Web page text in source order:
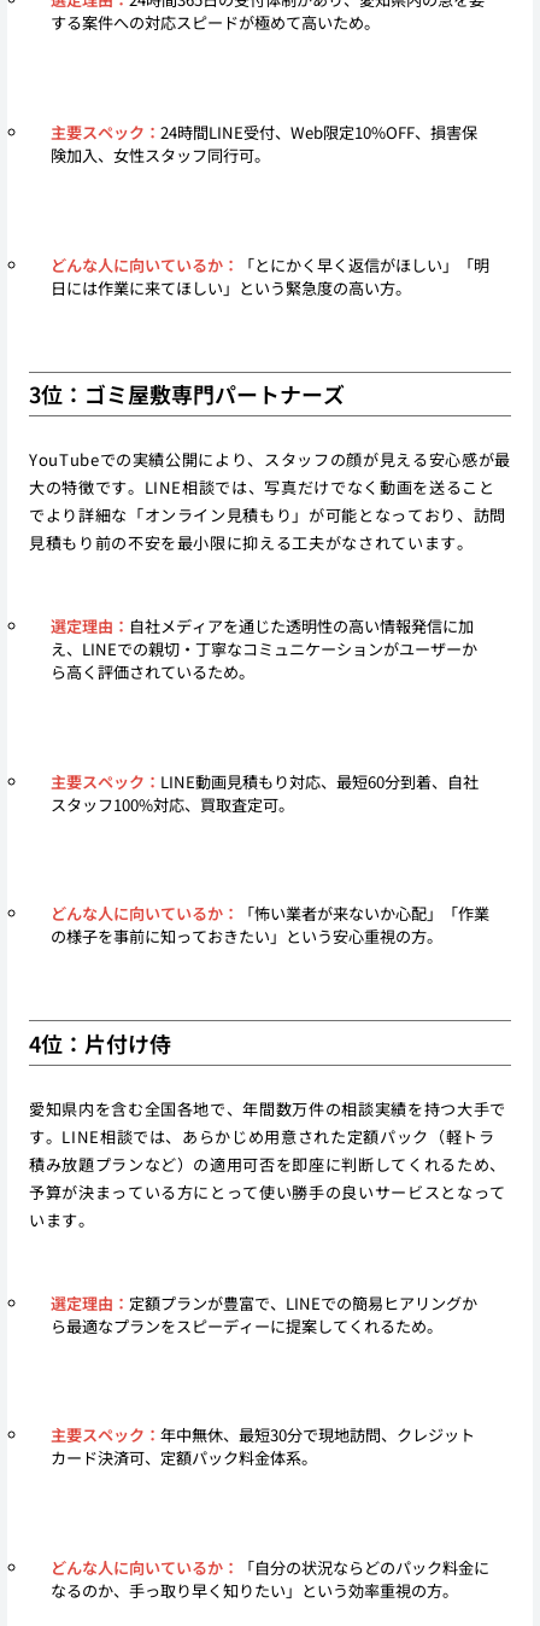
する案件への対応スピードが極めて高いため。
主要スペック： 24時間LINE受付、Web限定10%OFF、損害保
険加入、女性スタッフ同行可。
どんな人に向いているか：
「とにかく早く返信がほしい」「明
日には作業に来てほしい」という緊急度の高い方。
3位：ゴミ屋敷専門パートナーズ
YouTubeでの実績公開により、スタッフの顔が見える安心感が最
大の特徴です。LINE相談では、写真だけでなく動画を送ること
でより詳細な「オンライン見積もり」が可能となっており、訪問
見積もり前の不安を最小限に抑える工夫がなされています。
選定理由： 自社メディアを通じた透明性の高い情報発信に加
え、LINEでの親切・丁寧なコミュニケーションがユーザーか
ら高く評価されているため。
主要スペック： LINE動画見積もり対応、最短60分到着、自社
スタッフ100%対応、買取査定可。
どんな人に向いているか：
「怖い業者が来ないか心配」「作業
の様子を事前に知っておきたい」という安心重視の方。
4位：片付け侍
愛知県内を含む全国各地で、年間数万件の相談実績を持つ大手で
す。LINE相談では、あらかじめ用意された定額パック（軽トラ
積み放題プランなど）の適用可否を即座に判断してくれるため、
予算が決まっている方にとって使い勝手の良いサービスとなって
います。
選定理由： 定額プランが豊富で、LINEでの簡易ヒアリングか
ら最適なプランをスピーディーに提案してくれるため。
主要スペック： 年中無休、最短30分で現地訪問、クレジット
カード決済可、定額パック料金体系。
どんな人に向いているか：
「自分の状況ならどのパック料金に
なるのか、手っ取り早く知りたい」という効率重視の方。